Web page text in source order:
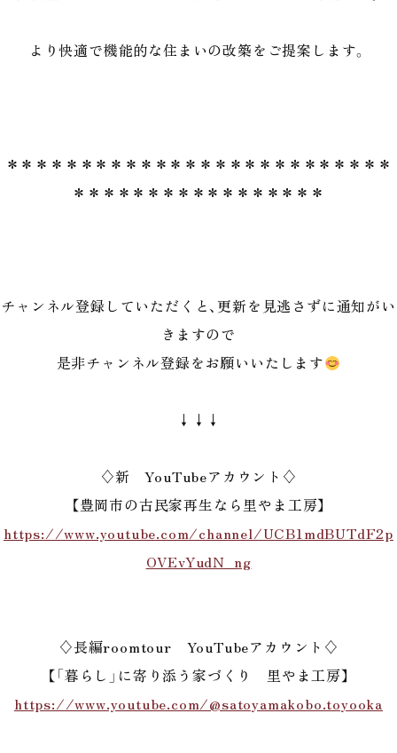
より快適で機能的な住まいの改築をご提案します。
＊＊＊＊＊＊＊＊＊＊＊＊＊＊＊＊＊＊＊＊＊＊＊＊＊＊
＊＊＊＊＊＊＊＊＊＊＊＊＊＊＊＊＊
チャンネル登録していただくと、更新を見逃さずに通知がい
きますので
是非チャンネル登録をお願いいたします
↓↓↓
♢新 YouTubeアカウント♢
【豊岡市の古民家再生なら里やま工房】
https://www.youtube.com/channel/UCB1mdBUTdF2p
OVEvYudN_ng
♢長編roomtour YouTubeアカウント♢
【「暮らし」に寄り添う家づくり 里やま工房】
https://www.youtube.com/@satoyamakobo.toyooka